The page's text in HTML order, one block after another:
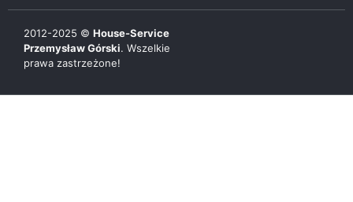
2012-2025 © House-Service
Przemysław Górski. Wszelkie
prawa zastrzeżone!